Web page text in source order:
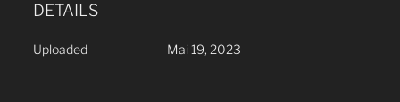
DETAILS
Uploaded Mai 19, 2023